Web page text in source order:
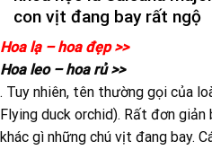
con vịt đang bay rất ngộ
Hoa lạ – hoa đẹp >>
Hoa leo – hoa rủ >>
. Tuy nhiên, tên thường gọi của
Flying duck orchid). Rất đơn giản
khác gì những chú vịt đang bay.